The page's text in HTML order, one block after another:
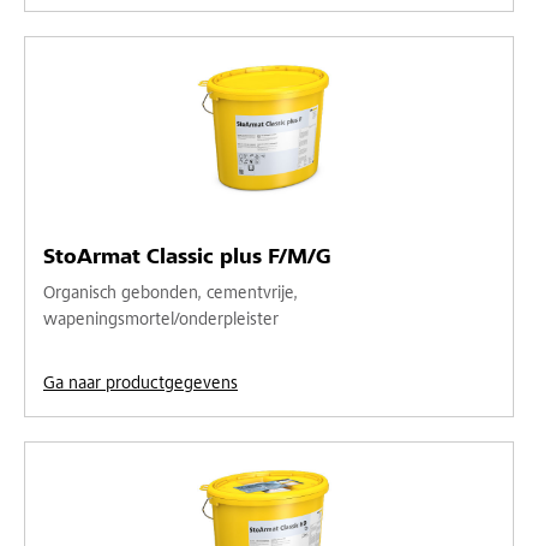
StoArmat Classic plus F/M/G
Organisch gebonden, cementvrije,
wapeningsmortel/onderpleister
Ga naar productgegevens